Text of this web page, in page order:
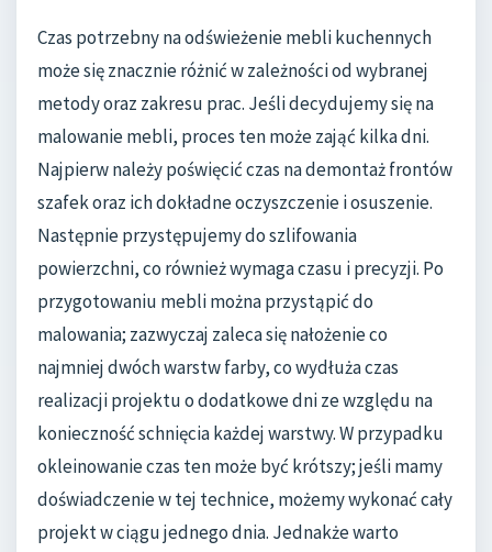
Czas potrzebny na odświeżenie mebli kuchennych
może się znacznie różnić w zależności od wybranej
metody oraz zakresu prac. Jeśli decydujemy się na
malowanie mebli, proces ten może zająć kilka dni.
Najpierw należy poświęcić czas na demontaż frontów
szafek oraz ich dokładne oczyszczenie i osuszenie.
Następnie przystępujemy do szlifowania
powierzchni, co również wymaga czasu i precyzji. Po
przygotowaniu mebli można przystąpić do
malowania; zazwyczaj zaleca się nałożenie co
najmniej dwóch warstw farby, co wydłuża czas
realizacji projektu o dodatkowe dni ze względu na
konieczność schnięcia każdej warstwy. W przypadku
okleinowanie czas ten może być krótszy; jeśli mamy
doświadczenie w tej technice, możemy wykonać cały
projekt w ciągu jednego dnia. Jednakże warto